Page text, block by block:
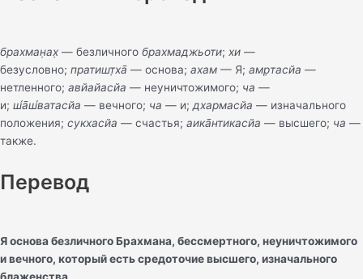
брахман̣ах̣ — безличного брахмаджьоти; хи —
безусловно; пратишт̣ха̄ — основа; ахам — Я; амр̣тасйа —
нетленного; авйайасйа — неуничтожимого; ча —
и; ш́а̄ш́ватасйа — вечного; ча — и; дхармасйа — изначального
положения; сукхасйа — счастья; аика̄нтикасйа — высшего; ча —
также.
Перевод
Я основа безличного Брахмана, бессмертного, неуничтожимого
и вечного, который есть средоточие высшего, изначального
блаженства.